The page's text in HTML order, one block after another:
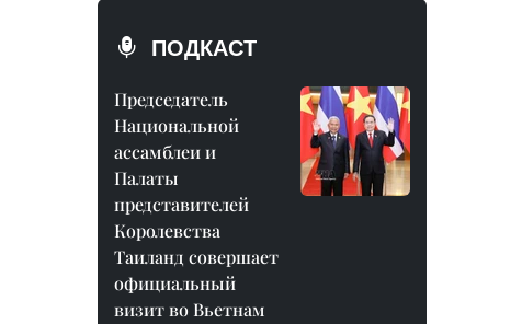
ПОДКАСТ
Председатель
Национальной
ассамблеи и
Палаты
представителей
Королевства
Таиланд совершает
официальный
визит во Вьетнам